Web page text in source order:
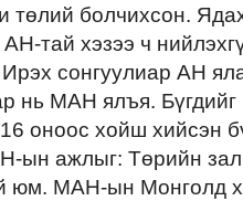
төлий болчихсон.
тай хэзээ ч
сонгуулиар АН
нь МАН ялъя.
оноос хойш хийсэн
ажлыг: Төрийн
юм. МАН-ын Монголд